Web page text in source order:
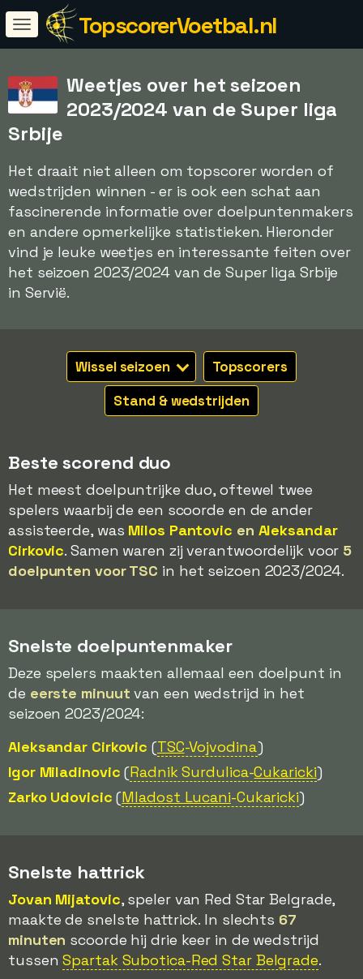
TopscorerVoetbal.nl
Weetjes over het seizoen
2023/2024 van de Super liga
Srbije
Het draait niet alleen om topscorer worden of
wedstrijden winnen - er is ook een schat aan
fascinerende informatie over doelpuntenmakers
en andere opmerkelijke statistieken. Hieronder
vind je leuke weetjes en interessante feiten over
het seizoen 2023/2024 van de Super liga Srbije
in Servië.
Wissel seizoen
Topscorers
Stand & wedstrijden
Beste scorend duo
Het meest doelpuntrijke duo, oftewel twee
spelers waarbij de een scoorde en de ander
assisteerde, was Milos Pantovic en Aleksandar
Cirkovic. Samen waren zij verantwoordelijk voor 5
doelpunten voor TSC in het seizoen 2023/2024.
Snelste doelpuntenmaker
Deze spelers maakten allemaal een doelpunt in
de eerste minuut van een wedstrijd in het
seizoen 2023/2024:
Aleksandar Cirkovic (TSC-Vojvodina)
Igor Miladinovic (Radnik Surdulica-Cukaricki)
Zarko Udovicic (Mladost Lucani-Cukaricki)
Snelste hattrick
Jovan Mijatovic, speler van Red Star Belgrade,
maakte de snelste hattrick. In slechts 67
minuten scoorde hij drie keer in de wedstrijd
tussenSpartak Subotica-Red Star Belgrade.